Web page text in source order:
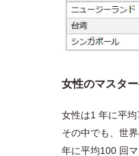
女性のマスタ
女性は1 年に平
その中でも、世
年に平均100 回